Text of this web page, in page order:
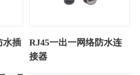
水插
RJ45一出一网络防水连
接器